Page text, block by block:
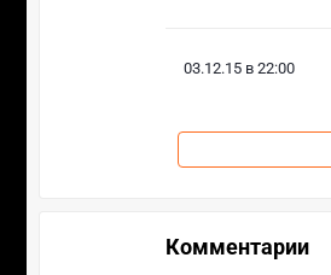
03.12.15 в 22:00
Комментарии